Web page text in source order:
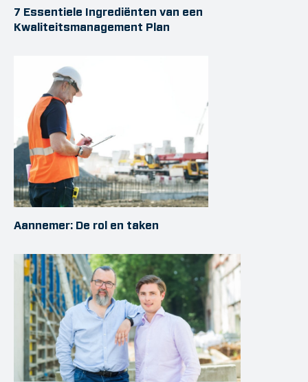
7 Essentiele Ingrediënten van een
Kwaliteitsmanagement Plan
Aannemer: De rol en taken